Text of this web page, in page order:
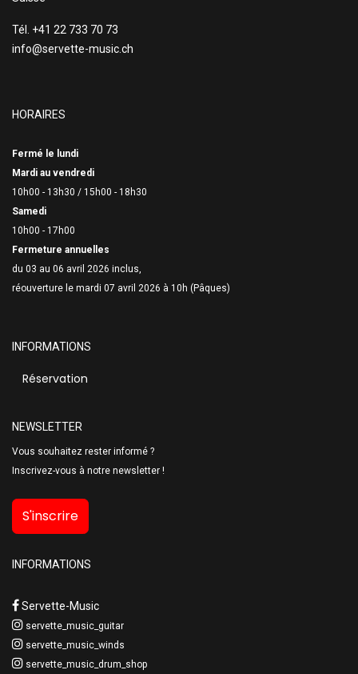
Tél. +41 22 733 70 73
info@servette-music.ch
HORAIRES
Fermé le lundi
Mardi au vendredi
10h00 - 13h30 / 15h00 - 18h30
Samedi
10h00 - 17h00
Fermeture annuelles
du 03 au 06 avril 2026 inclus,
réouverture le mardi 07 avril 2026 à 10h (Pâques)
INFORMATIONS
Réservation
NEWSLETTER
Vous souhaitez rester informé ?
Inscrivez-vous à notre newsletter !
S'inscrire
INFORMATIONS
Servette-Music
servette_music_guitar
servette_music_winds
servette_music_drum_shop